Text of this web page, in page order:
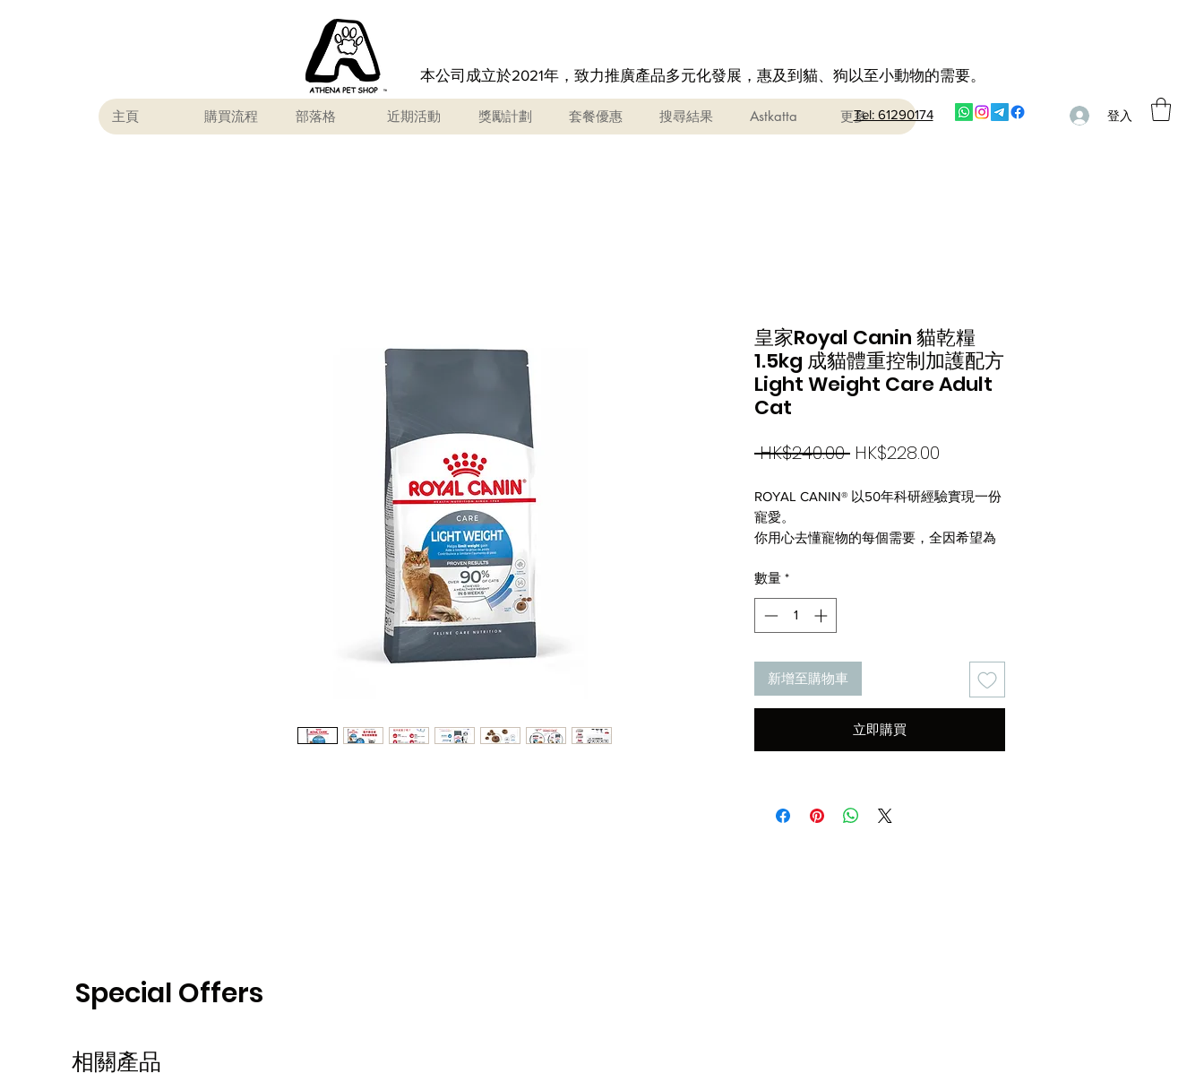
本公司成立於2021年，致力推廣產品多元化發展，惠及到貓、狗以至小動物的需要。
主頁 購買流程 部落格 近期活動 獎勵計劃 套餐優惠 搜尋結果 Astkatta 更多Tel: 61290174 登入
皇家Royal Canin 貓乾糧
1.5kg 成貓體重控制加護配方
Light Weight Care Adult
Cat
HK$240.00 一
價
格
HK$228.00
價
格
ROYAL CANIN® 以50年科研經驗實現一份
寵愛。
你用心去懂寵物的每個需要，全因希望為
Royal Canin 一直以來堅持將貓狗健康放第
一位，致力為每隻貓貓狗狗調配最優質的
營養配方。
狗，精準研製出最合適的專屬營養。50年
來，經過無數的科研、反覆觀察及測試，
全因想懂牠們獨特的需要。一切，都是源
數量 *
新增至購物車
立即購買
Special Offers
相關產品